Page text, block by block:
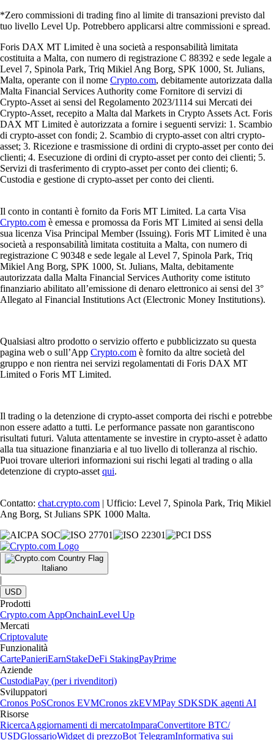
*Zero commissioni di trading fino al limite di transazioni previsto dal
tuo livello Level Up. Potrebbero applicarsi altre commissioni e spread.
Foris DAX MT Limited è una società a responsabilità limitata
costituita a Malta, con numero di registrazione C 88392 e sede legale a
Level 7, Spinola Park, Triq Mikiel Ang Borg, SPK 1000, St. Julians,
Malta, operante con il nome Crypto.com, debitamente autorizzata dalla
Malta Financial Services Authority come Fornitore di servizi di
Crypto-Asset ai sensi del Regolamento 2023/1114 sui Mercati dei
Crypto-Asset, recepito a Malta dal Markets in Crypto Assets Act. Foris
DAX MT Limited è autorizzata a fornire i seguenti servizi: 1. Scambio
di crypto-asset con fondi; 2. Scambio di crypto-asset con altri crypto-
asset; 3. Ricezione e trasmissione di ordini di crypto-asset per conto dei
clienti; 4. Esecuzione di ordini di crypto-asset per conto dei clienti; 5.
Servizi di trasferimento di crypto-asset per conto dei clienti; 6.
Custodia e gestione di crypto-asset per conto dei clienti.
Il conto in contanti è fornito da Foris MT Limited. La carta Visa
Crypto.com è emessa e promossa da Foris MT Limited ai sensi della
sua licenza Visa Principal Member (Issuing). Foris MT Limited è una
società a responsabilità limitata costituita a Malta, con numero di
registrazione C 90348 e sede legale al Level 7, Spinola Park, Triq
Mikiel Ang Borg, SPK 1000, St. Julians, Malta, debitamente
autorizzata dalla Malta Financial Services Authority come istituto
finanziario abilitato all’emissione di denaro elettronico ai sensi del 3°
Allegato al Financial Institutions Act (Electronic Money Institutions).
Qualsiasi altro prodotto o servizio offerto e pubblicizzato su questa
pagina web o sull’App Crypto.com è fornito da altre società del
gruppo e non rientra nei servizi regolamentati di Foris DAX MT
Limited o Foris MT Limited.
Il trading o la detenzione di crypto-asset comporta dei rischi e potrebbe
non essere adatto a tutti. Le performance passate non garantiscono
risultati futuri. Valuta attentamente se investire in crypto-asset è adatto
alla tua situazione finanziaria e al tuo livello di tolleranza al rischio.
Puoi trovare ulteriori informazioni sui rischi legati al trading o alla
detenzione di crypto-asset qui.
Contatto: chat.crypto.com | Ufficio: Level 7, Spinola Park, Triq Mikiel
Ang Borg, St Julians SPK 1000 Malta.
Italiano
|
USD
Prodotti
Crypto.com AppOnchainLevel Up
Mercati
Criptovalute
Funzionalità
CartePanieriEarnStakeDeFi StakingPayPrime
Aziende
CustodiaPay (per i rivenditori)
Sviluppatori
Cronos PoSCronos EVMCronos zkEVMPay SDKSDK agenti AI
Risorse
RicercaAggiornamenti di mercatoImparaConvertitore BTC/
USDGlossarioWidget di prezzoBot TelegramInformativa sui